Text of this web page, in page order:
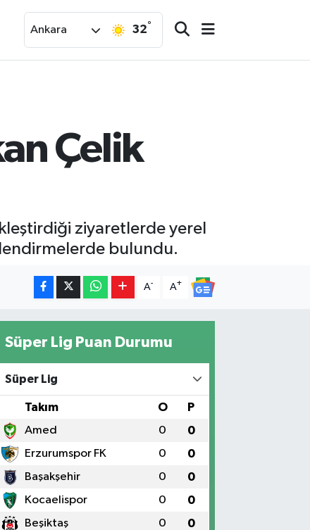
Ankara 32°
Çelik
ziyaretlerde yerel
bulundu.
A- A+
Süper Lig Puan Durumu
Süper Lig
Takım O P
Amed 0 0
Erzurumspor FK 0 0
Başakşehir 0 0
Kocaelispor 0 0
Beşiktaş 0 0